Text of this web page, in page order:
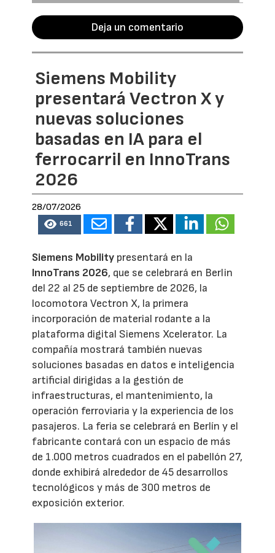
Deja un comentario
Siemens Mobility
presentará Vectron X y
nuevas soluciones
basadas en IA para el
ferrocarril en InnoTrans
2026
28/07/2026
661
Siemens Mobility presentará en la
InnoTrans 2026, que se celebrará en Berlin
del 22 al 25 de septiembre de 2026, la
locomotora Vectron X, la primera
incorporación de material rodante a la
plataforma digital Siemens Xcelerator. La
compañía mostrará también nuevas
soluciones basadas en datos e inteligencia
artificial dirigidas a la gestión de
infraestructuras, el mantenimiento, la
operación ferroviaria y la experiencia de los
pasajeros. La feria se celebrará en Berlín y el
fabricante contará con un espacio de más
de 1.000 metros cuadrados en el pabellón 27,
donde exhibirá alrededor de 45 desarrollos
tecnológicos y más de 300 metros de
exposición exterior.